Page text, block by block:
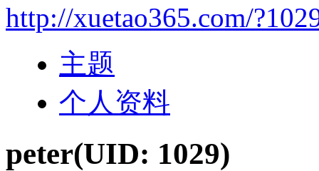
http://xuetao365.com/
主题
个人资料
peter(UID: 1029)